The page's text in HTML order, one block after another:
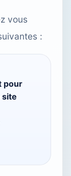
vous
:
pour
site